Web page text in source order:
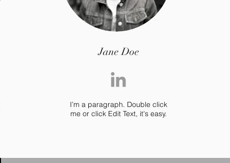
Jane Doe
I’m a paragraph. Double click
me or click Edit Text, it's easy.